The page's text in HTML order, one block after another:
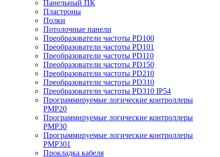
Панельный ПК
Пластроны
Полки
Потолочные панели
Преобразователи частоты PD100
Преобразователи частоты PD101
Преобразователи частоты PD110
Преобразователи частоты PD150
Преобразователи частоты PD210
Преобразователи частоты PD310
Преобразователи частоты PD310 IP54
Программируемые логические контроллеры
PMP20
Программируемые логические контроллеры
PMP30
Программируемые логические контроллеры
PMP301
Прокладка кабеля